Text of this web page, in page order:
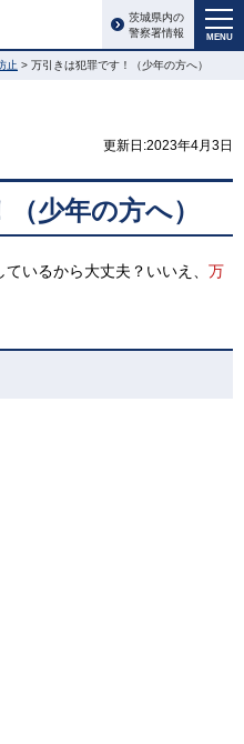
MENU
茨城県内の
警察署情報
止 > 万引きは犯罪です！（少年の方へ）
更新日:2023年4月3日
少年の方へ）
いるから大丈夫？いいえ、 万